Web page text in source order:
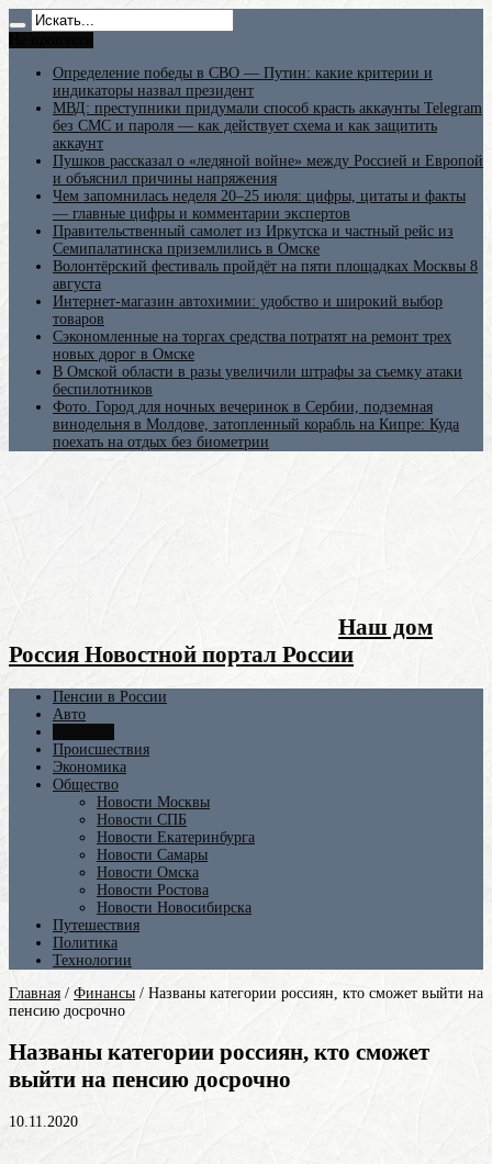
Определение победы в СВО — Путин: какие критерии и
индикаторы назвал президент
МВД: преступники придумали способ красть аккаунты Telegram
без СМС и пароля — как действует схема и как защитить
аккаунт
Пушков рассказал о «ледяной войне» между Россией и Европой
и объяснил причины напряжения
Чем запомнилась неделя 20–25 июля: цифры, цитаты и факты
— главные цифры и комментарии экспертов
Правительственный самолет из Иркутска и частный рейс из
Семипалатинска приземлились в Омске
Волонтёрский фестиваль пройдёт на пяти площадках Москвы 8
августа
Интернет-магазин автохимии: удобство и широкий выбор
товаров
Сэкономленные на торгах средства потратят на ремонт трех
новых дорог в Омске
В Омской области в разы увеличили штрафы за съемку атаки
беспилотников
Фото. Город для ночных вечеринок в Сербии, подземная
винодельня в Молдове, затопленный корабль на Кипре: Куда
поехать на отдых без биометрии
Наш дом
Россия Новостной портал России
Пенсии в России
Авто
Происшествия
Экономика
Общество
Новости Москвы
Новости СПБ
Новости Екатеринбурга
Новости Самары
Новости Омска
Новости Ростова
Новости Новосибирска
Путешествия
Политика
Технологии
Главная / Финансы / Названы категории россиян, кто сможет выйти на
пенсию досрочно
Названы категории россиян, кто сможет
выйти на пенсию досрочно
10.11.2020